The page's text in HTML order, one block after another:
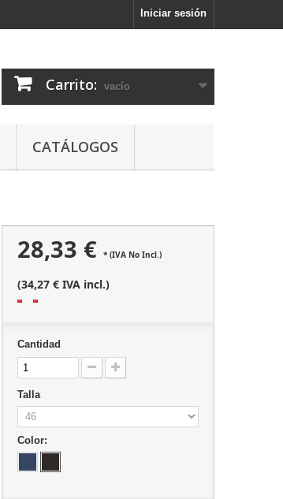
Iniciar sesión
Carrito: vacío
CATÁLOGOS
28,33 € * (IVA No Incl.)
(34,27 € IVA incl.)
Cantidad
Talla
Color: